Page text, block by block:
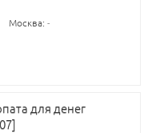
Москва: -
для денег